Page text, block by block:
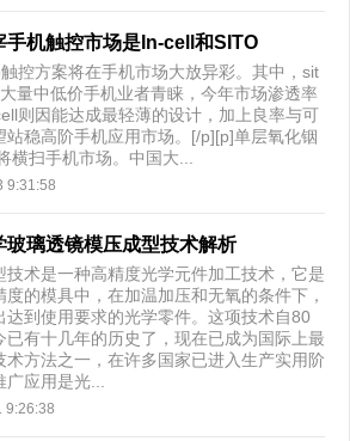
手机触控市场是In-cell和SITO
控方案将在手机市场大放异彩。其中，sit
量中低价手机业者青睐，今年市场渗透率
则因能达成最轻薄的设计，加上良率与可
站稳高阶手机应用市场。[/p][p]单层氧化铟
横扫手机市场。中国大...
9:31:58
玻璃透镜模压成型技术解析
术是一种高精度光学元件加工技术，它是
的模具中，在加温加压和无氧的条件下，
达到使用要求的光学零件。这项技术自80
有十几年的历史了，现在已成为国际上最
术方法之一，在许多国家已进入生产实用阶
应用是光...
9:26:38